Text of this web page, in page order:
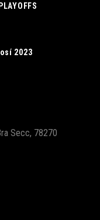
2023
Secc, 78270